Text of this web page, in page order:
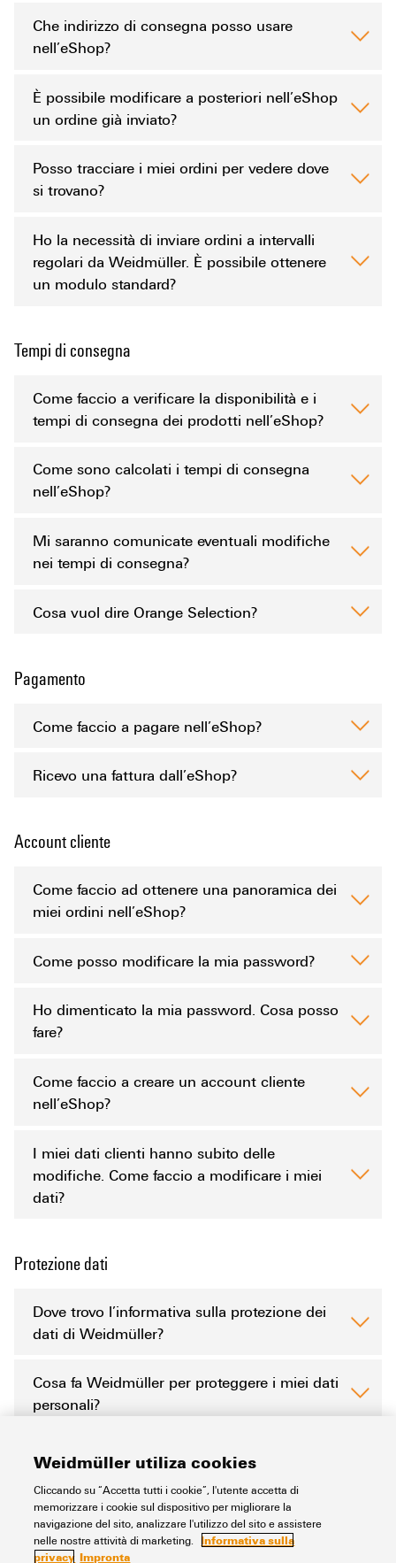
Che indirizzo di consegna posso usare
nell’eShop?
È possibile modificare a posteriori nell’eShop
un ordine già inviato?
Posso tracciare i miei ordini per vedere dove
si trovano?
Ho la necessità di inviare ordini a intervalli
regolari da Weidmüller. È possibile ottenere
un modulo standard?
Tempi di consegna
Come faccio a verificare la disponibilità e i
tempi di consegna dei prodotti nell’eShop?
Come sono calcolati i tempi di consegna
nell’eShop?
Mi saranno comunicate eventuali modifiche
nei tempi di consegna?
Cosa vuol dire Orange Selection?
Pagamento
Come faccio a pagare nell’eShop?
Ricevo una fattura dall’eShop?
Account cliente
Come faccio ad ottenere una panoramica dei
miei ordini nell’eShop?
Come posso modificare la mia password?
Ho dimenticato la mia password. Cosa posso
fare?
Come faccio a creare un account cliente
nell’eShop?
I miei dati clienti hanno subito delle
modifiche. Come faccio a modificare i miei
dati?
Protezione dati
Dove trovo l’informativa sulla protezione dei
dati di Weidmüller?
Cosa fa Weidmüller per proteggere i miei dati
personali?
Weidmüller utiliza cookies
Cliccando su “Accetta tutti i cookie”, l'utente accetta di
memorizzare i cookie sul dispositivo per migliorare la
navigazione del sito, analizzare l'utilizzo del sito e assistere
nelle nostre attività di marketing.
Informativa sulla
privacy Impronta